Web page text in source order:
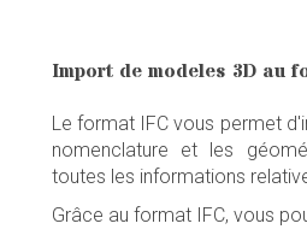
Import de modeles 3D au
Le format IFC vous permet
nomenclature et les
toutes les informations
Grâce au format IFC, vous